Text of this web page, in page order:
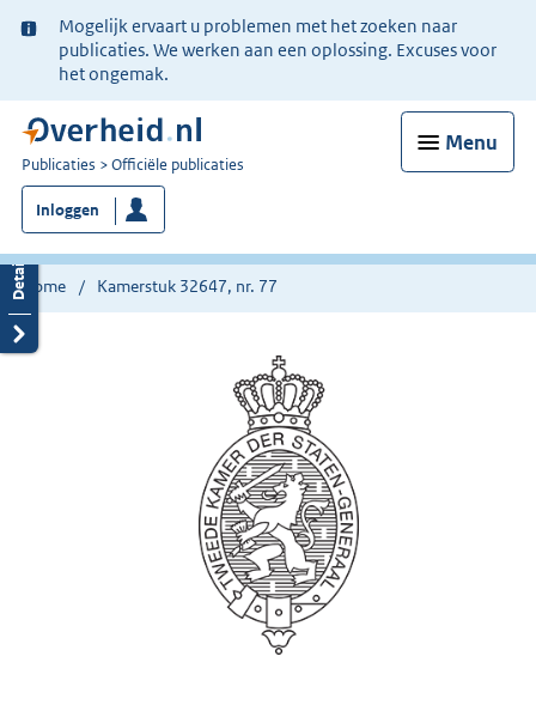
Ter
informatie:
Mogelijk ervaart u problemen met het zoeken naar
publicaties. We werken aan een oplossing. Excuses voor
het ongemak.
Menu
U
bent
nu
hier:
Publicaties Officiële publicaties
Inloggen
Home Kamerstuk 32647, nr. 77